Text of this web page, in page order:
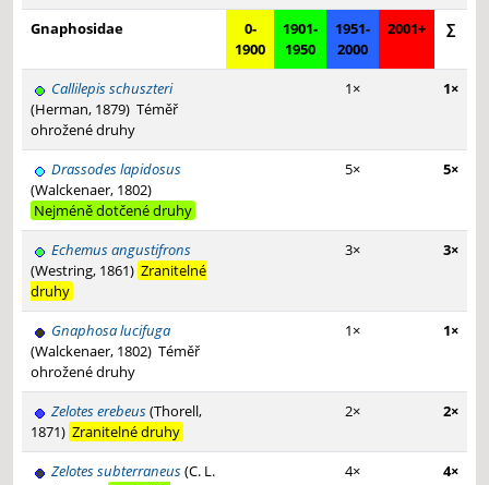
Gnaphosidae
0-
1900
1901-
1950
1951-
2000
2001+ ∑
Callilepis schuszteri
(Herman, 1879) Téměř
ohrožené druhy
1× 1×
Drassodes lapidosus
(Walckenaer, 1802)
Nejméně dotčené druhy
5× 5×
Echemus angustifrons
(Westring, 1861) Zranitelné
druhy
3× 3×
Gnaphosa lucifuga
(Walckenaer, 1802) Téměř
ohrožené druhy
1× 1×
Zelotes erebeus(Thorell,
1871) Zranitelné druhy
2× 2×
Zelotes subterraneus(C. L.
4× 4×